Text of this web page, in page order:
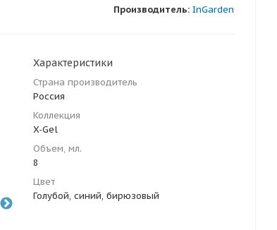
Производитель: InGarden
Характеристики
Страна производитель
Россия
Коллекция
X-Gel
Объем, мл.
8
Цвет
Голубой, синий, бирюзовый